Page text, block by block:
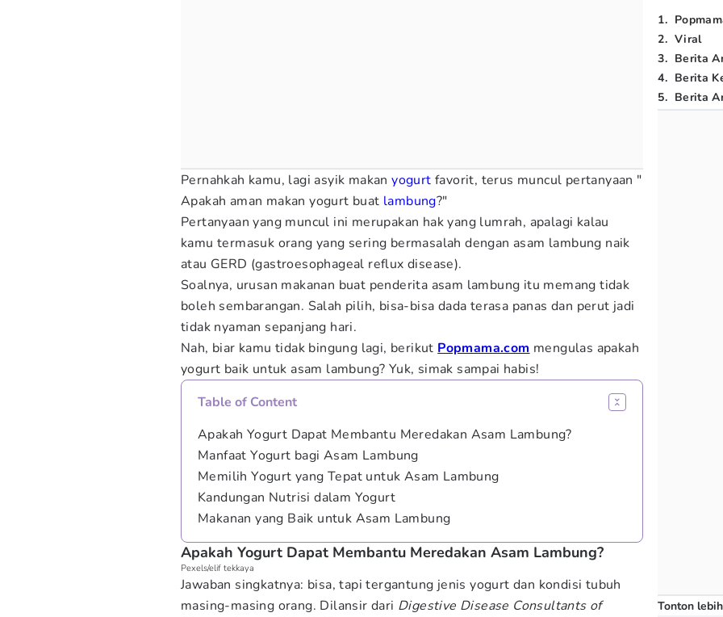
Pernahkah kamu, lagi asyik makanyogurt favorit, terus muncul pertanyaan "
Apakah aman makan yogurt buat lambung?"
Pertanyaan yang muncul ini merupakan hak yang lumrah, apalagi kalau
kamu termasuk orang yang sering bermasalah dengan asam lambung naik
atau GERD (gastroesophageal reflux disease).
Soalnya, urusan makanan buat penderita asam lambung itu memang tidak
boleh sembarangan. Salah pilih, bisa-bisa dada terasa panas dan perut jadi
tidak nyaman sepanjang hari.
Nah, biar kamu tidak bingung lagi, berikut Popmama.com mengulas apakah
yogurt baik untuk asam lambung? Yuk, simak sampai habis!
Table of Content
Apakah Yogurt Dapat Membantu Meredakan Asam Lambung?
Manfaat Yogurt bagi Asam Lambung
Memilih Yogurt yang Tepat untuk Asam Lambung
Kandungan Nutrisi dalam Yogurt
Makanan yang Baik untuk Asam Lambung
Apakah Yogurt Dapat Membantu Meredakan Asam Lambung?
Pexels/elif tekkaya
Jawaban singkatnya: bisa, tapi tergantung jenis yogurt dan kondisi tubuh
masing-masing orang. Dilansir dari Digestive Disease Consultants of
1.
2. Viral
3. Berita
4. Berita
5. Berita
Tonton